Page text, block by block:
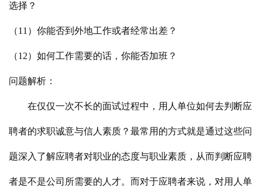
选择？
（11）你能否到外地工作或者经常出差？
（12）如何工作需要的话，你能否加班？
问题解析：
在仅仅一次不长的面试过程中，用人单位如何去判断应
聘者的求职诚意与信人素质？最常用的方式就是通过这些问
题深入了解应聘者对职业的态度与职业素质，从而判断应聘
者是不是公司所需要的人才。而对于应聘者来说，对用人单